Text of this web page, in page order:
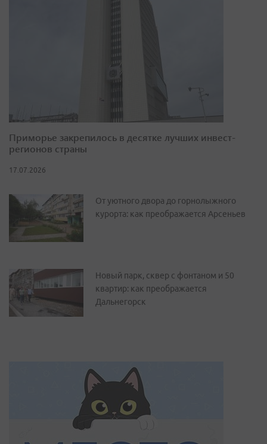
Приморье закрепилось в десятке лучших инвест-
регионов страны
17.07.2026
От уютного двора до горнолыжного
курорта: как преображается Арсеньев
Новый парк, сквер с фонтаном и 50
квартир: как преображается
Дальнегорск